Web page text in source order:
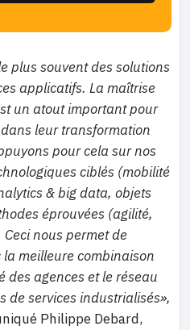
plus souvent des solutions
applicatifs. La maîtrise
un atout important pour
leur transformation
pour cela sur nos
ciblés (mobilité
& big data, objets
éprouvées (agilité,
nous permet de
meilleure combinaison
des agences et le réseau
de services industrialisés»,
Philippe Debard,